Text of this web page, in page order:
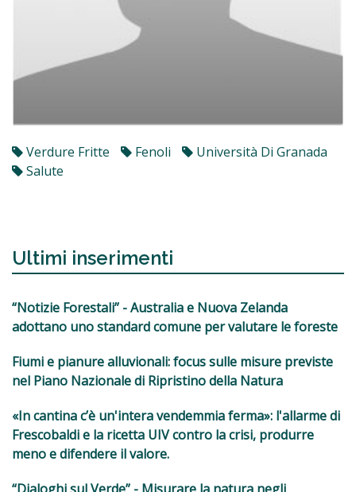
Verdure Fritte Fenoli
Università Di Granada
Salute
Ultimi inserimenti
“Notizie Forestali” - Australia e Nuova Zelanda
adottano uno standard comune per valutare le foreste
Fiumi e pianure alluvionali: focus sulle misure previste
nel Piano Nazionale di Ripristino della Natura
«In cantina c’è un'intera vendemmia ferma»: l'allarme di
Frescobaldi e la ricetta UIV contro la crisi, produrre
meno e difendere il valore.